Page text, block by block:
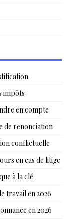
impôts
en compte
de renonciation
conflictuelle
en cas de litige
à la clé
travail en 2026
en 2026